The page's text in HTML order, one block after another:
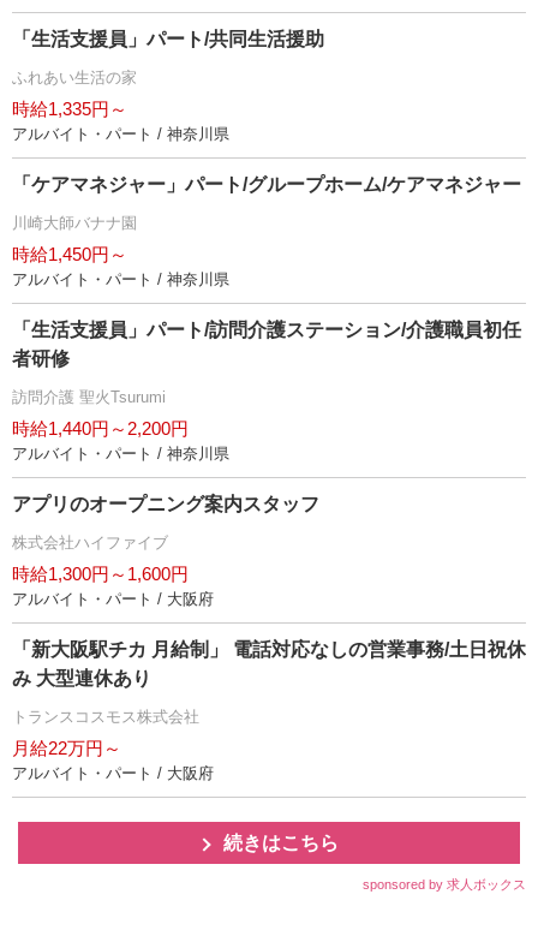
「生活支援員」パート/共同生活援助
ふれあい生活の家
時給1,335円～
アルバイト・パート / 神奈川県
「ケアマネジャー」パート/グループホーム/ケアマネジャー
川崎大師バナナ園
時給1,450円～
アルバイト・パート / 神奈川県
「生活支援員」パート/訪問介護ステーション/介護職員初任
者研修
訪問介護 聖火Tsurumi
時給1,440円～2,200円
アルバイト・パート / 神奈川県
アプリのオープニング案内スタッフ
株式会社ハイファイブ
時給1,300円～1,600円
アルバイト・パート / 大阪府
「新大阪駅チカ 月給制」 電話対応なしの営業事務/土日祝休
み 大型連休あり
トランスコスモス株式会社
月給22万円～
アルバイト・パート / 大阪府
続きはこちら
sponsored by 求人ボックス